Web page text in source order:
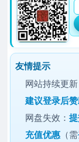
友情提示
网站持续更
建议登录后
网盘失效：
充值优惠 （需